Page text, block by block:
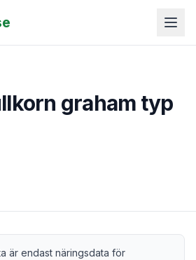
graham typ
är endast näringsdata för